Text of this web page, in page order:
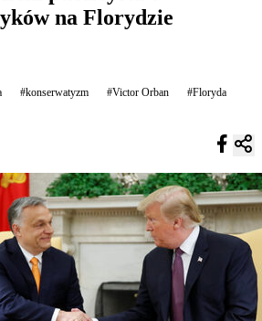
na Florydzie
#konserwatyzm #Victor Orban
#Floryda